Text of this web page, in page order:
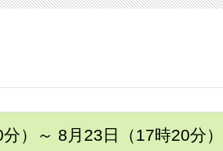
） ～ 8月23日（17時20分）